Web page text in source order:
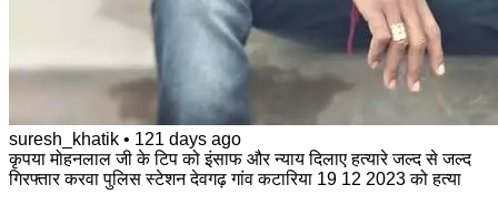
suresh_khatik • 121 days ago
कृपया मोहनलाल जी के टिप को इंसाफ और न्याय दिलाए हत्यारे जल्द से जल्द
गिरफ्तार करवा पुलिस स्टेशन देवगढ़ गांव कटारिया 19 12 2023 को हत्या